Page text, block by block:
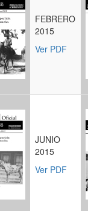
FEBRERO
2015
Ver PDF
JUNIO
2015
Ver PDF